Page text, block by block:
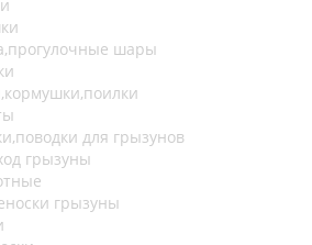
шары
для грызунов
грызуны
грызуны